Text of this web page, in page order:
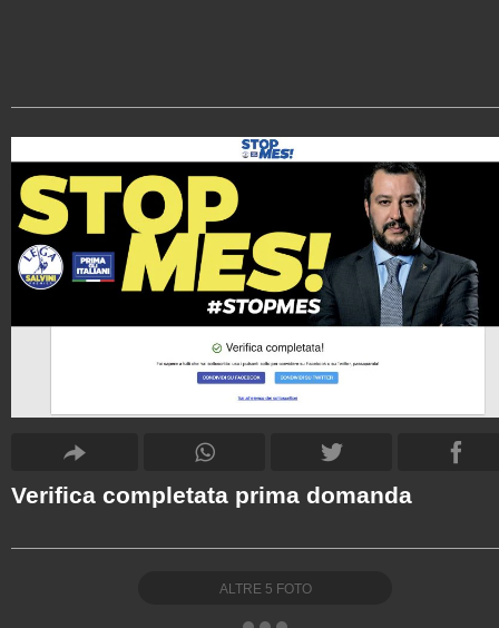
Verifica completata prima domanda
ALTRE 5 FOTO